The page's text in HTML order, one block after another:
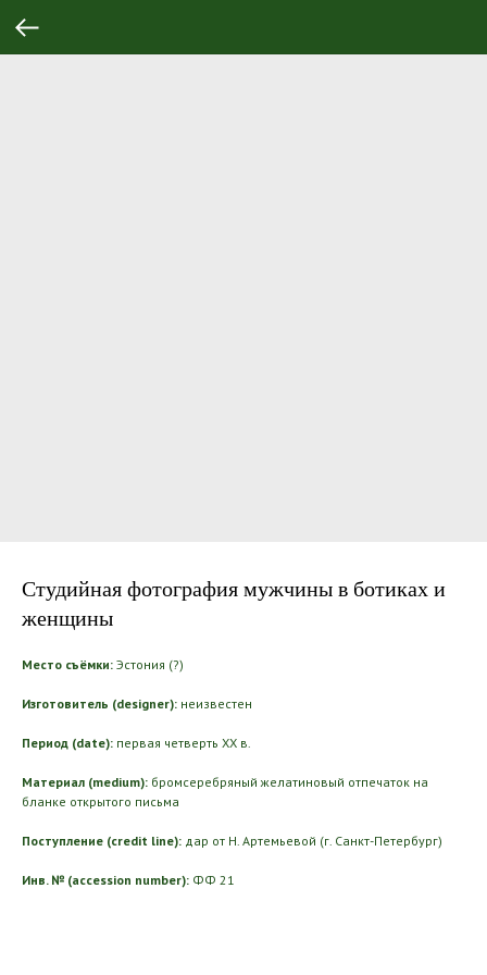
Студийная фотография мужчины в ботиках и
женщины
Место съёмки: Эстония (?)
Изготовитель (designer): неизвестен
Период (date): первая четверть ХХ в.
Материал (medium): бромсеребряный желатиновый отпечаток на
бланке открытого письма
Поступление (credit line): дар от Н. Артемьевой (г. Санкт-Петербург)
Инв. № (accession number): ФФ 21